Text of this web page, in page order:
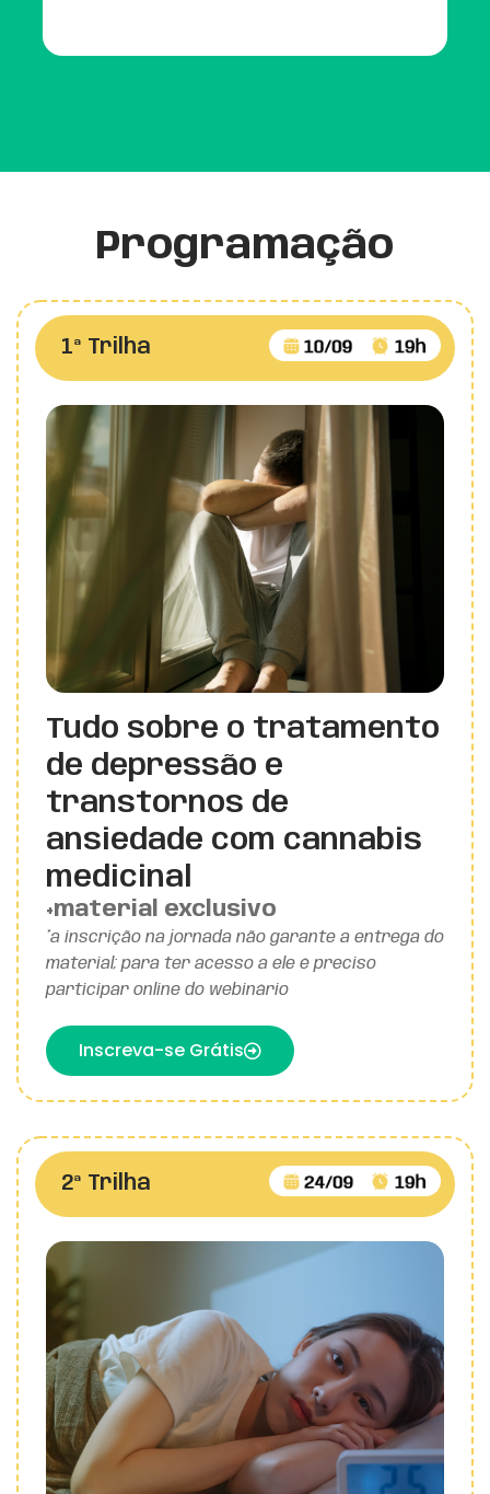
Programação
1ª Trilha
Tudo sobre o tratamento
de depressão e
transtornos de
ansiedade com cannabis
medicinal
+material exclusivo
*a inscrição na jornada não garante a entrega do
material; para ter acesso a ele é preciso
participar online do webinário
Inscreva-se Grátis
2ª Trilha